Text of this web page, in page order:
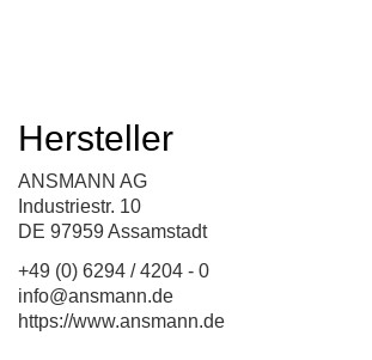
Hersteller
ANSMANN AG
Industriestr. 10
DE 97959 Assamstadt
+49 (0) 6294 / 4204 - 0
info@ansmann.de
https://www.ansmann.de